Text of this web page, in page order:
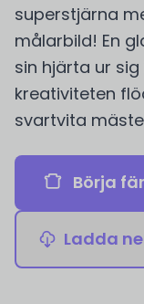
superstjärna
målarbild! En
sin hjärta ur
kreativiteten
svartvita
Börja
Ladda